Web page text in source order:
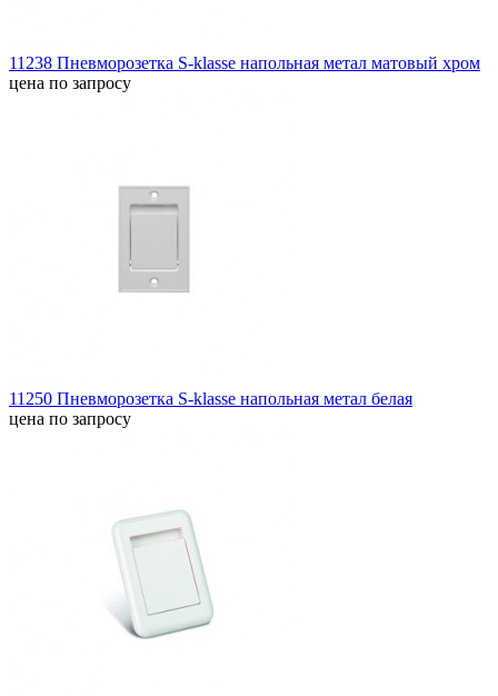
11238 Пневморозетка S-klasse напольная метал матовый хром
цена по запросу
11250 Пневморозетка S-klasse напольная метал белая
цена по запросу